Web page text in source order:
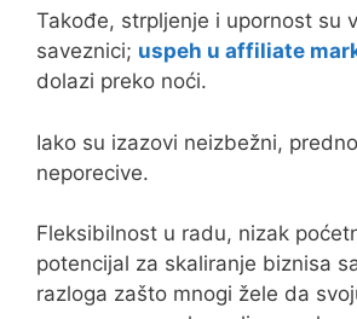
Takođe, strpljenje i upornost su
saveznici; uspeh u affiliate
dolazi preko noći.
Iako su izazovi neizbežni,
neporecive.
Fleksibilnost u radu, nizak
potencijal za skaliranje biznisa
razloga zašto mnogi žele da